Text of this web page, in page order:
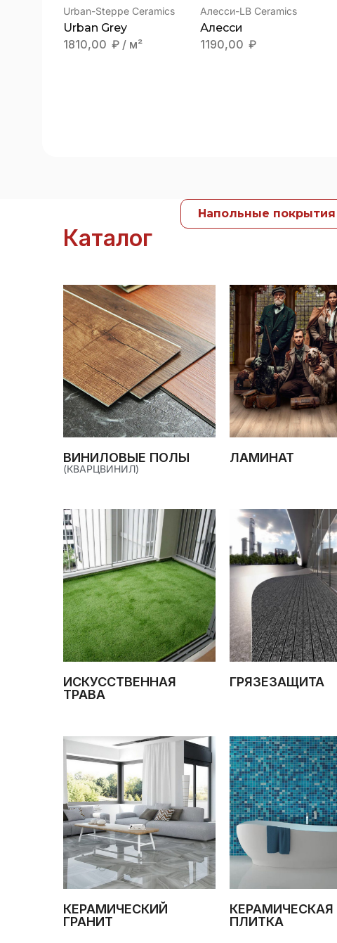
Urban-Steppe Ceramics
Urban Grey
1810,00 ₽ / м²
Алесси-LB Ceramics
Алесси
1190,00 ₽
Каталог
Напольные покрытия
ВИНИЛОВЫЕ ПОЛЫ
(КВАРЦВИНИЛ)
ЛАМИНАТ
ИСКУССТВЕННАЯ
ТРАВА
ГРЯЗЕЗАЩИТА
КЕРАМИЧЕСКИЙ
ГРАНИТ
КЕРАМИЧЕСКАЯ
ПЛИТКА